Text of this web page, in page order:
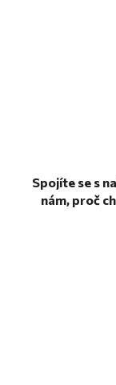
Spojíte se s
nám, proč